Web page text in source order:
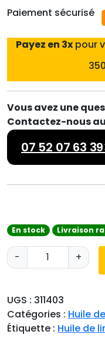
Paiement sécurisé
Payez en 3x pour
Vous avez une
Contactez-nous
07 52 07 63
En stock Livraison
-
q
u
n
t
i
+
UGS : 311403
Catégories : Huile
Étiquette : Huile de